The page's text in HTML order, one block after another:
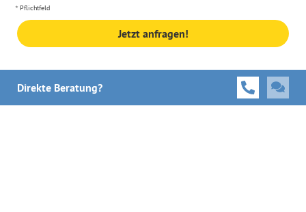
Pflichtfeld
Jetzt anfragen!
Direkte Beratung?